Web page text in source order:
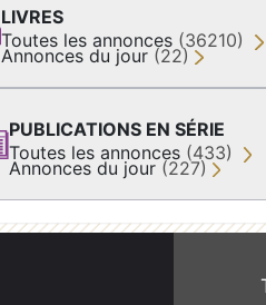
LIVRES
Toutes les annonces (36210)
Annonces du jour (22)
PUBLICATIONS EN SÉRIE
Toutes les annonces (433)
Annonces du jour (227)